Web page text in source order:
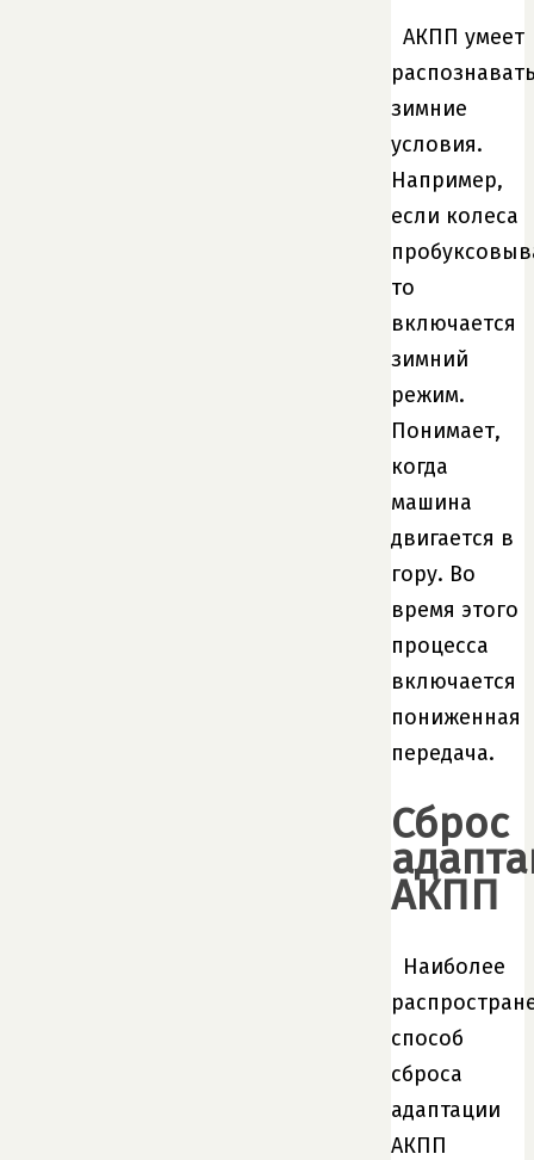
АКПП умеет
зимние
условия.
Например,
если колеса
то
включается
зимний
режим.
Понимает,
когда
машина
двигается в
гору. Во
время этого
процесса
включается
пониженная
передача.
Сброс
АКПП
Наиболее
способ
сброса
адаптации
АКПП